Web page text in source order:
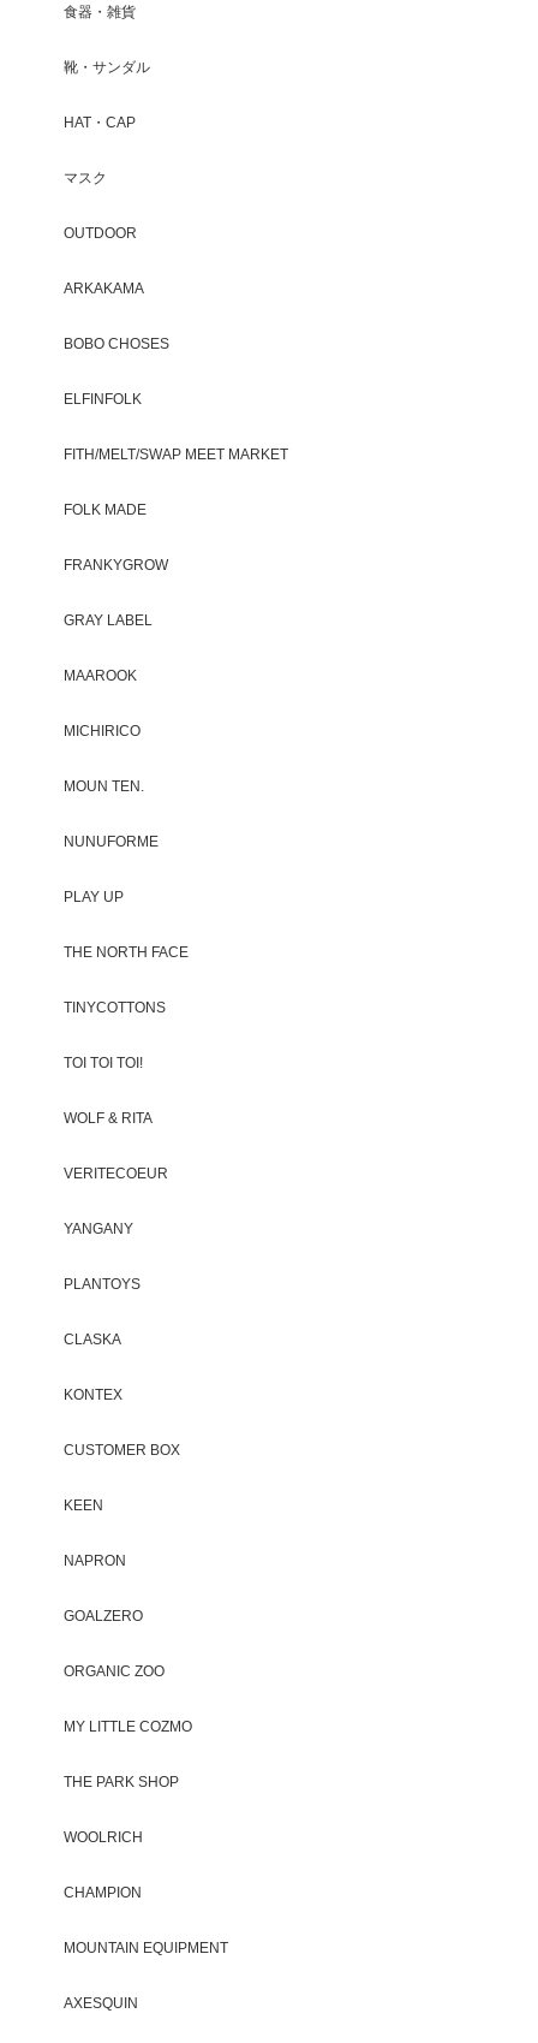
食器・雑貨
靴・サンダル
HAT・CAP
マスク
OUTDOOR
ARKAKAMA
BOBO CHOSES
ELFINFOLK
FITH/MELT/SWAP MEET MARKET
FOLK MADE
FRANKYGROW
GRAY LABEL
MAAROOK
MICHIRICO
MOUN TEN.
NUNUFORME
PLAY UP
THE NORTH FACE
TINYCOTTONS
TOI TOI TOI!
WOLF & RITA
VERITECOEUR
YANGANY
PLANTOYS
CLASKA
KONTEX
CUSTOMER BOX
KEEN
NAPRON
GOALZERO
ORGANIC ZOO
MY LITTLE COZMO
THE PARK SHOP
WOOLRICH
CHAMPION
MOUNTAIN EQUIPMENT
AXESQUIN